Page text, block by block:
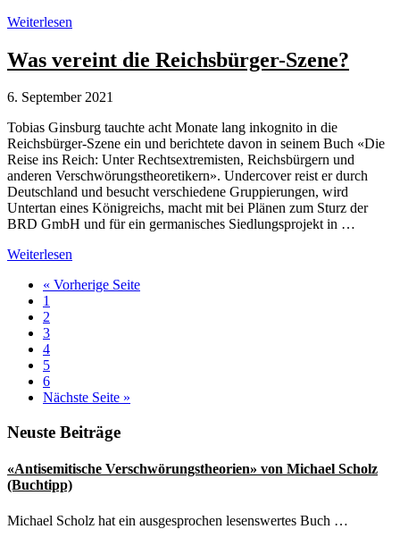
Knapp
Fünftel
der
teilen
zu
Corona
Weiterlesen
Was vereint die Reichsbürger-Szene?
6. September 2021
Tobias Ginsburg tauchte acht Monate lang inkognito in die
Reichsbürger-Szene ein und berichtete davon in seinem Buch «Die
Reise ins Reich: Unter Rechtsextremisten, Reichsbürgern und
anderen Verschwörungstheoretikern». Undercover reist er durch
Deutschland und besucht verschiedene Gruppierungen, wird
Untertan eines Königreichs, macht mit bei Plänen zum Sturz der
BRD GmbH und für ein germanisches Siedlungsprojekt in …
Was
Reichsbürger-
Szene?
Weiterlesen
« Vorherige Seiteaufrufen
Seite
1
Seite
2
Seite
3
Seite
4
Seite
5
Seite
6
Nächste Seite aufrufen
»
Seitenspalte
Neuste Beiträge
«Antisemitische Verschwörungstheorien» von Michael Scholz
(Buchtipp)
Michael Scholz hat ein ausgesprochen lesenswertes Buch …